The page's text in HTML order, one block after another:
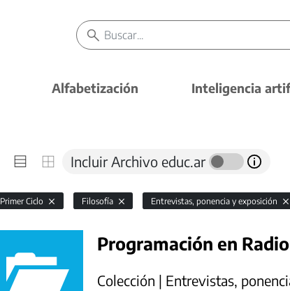
Alfabetización Inteligencia
Incluir Archivo educ.ar
Primer Ciclo Filosofía Entrevistas, ponencia y exposición
Programación en
Colección | Entrevistas,